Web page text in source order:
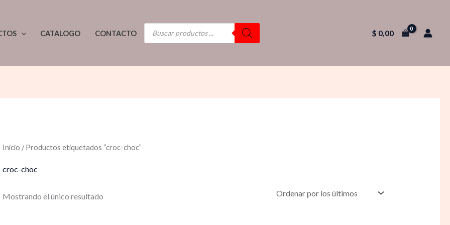
CATALOGO CONTACTO
BÚSQUEDA
DE
PRODUCTOS
$ 0,00
Inicio / Productos etiquetados “croc-choc”
croc-choc
Mostrando el único resultado